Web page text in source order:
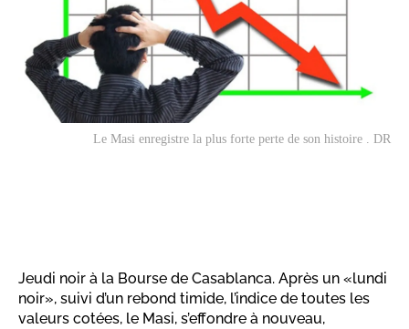
Le Masi enregistre la plus forte perte de son histoire . DR
Jeudi noir à la Bourse de Casablanca. Après un «lundi
noir», suivi d’un rebond timide, l’indice de toutes les
valeurs cotées, le Masi, s’effondre à nouveau,